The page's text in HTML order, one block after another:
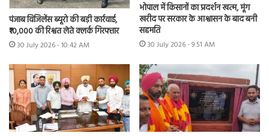
पंजाब विजिलेंस ब्यूरो की बड़ी कार्रवाई,
₹10,000 की रिश्वत लेते क्लर्क गिरफ्तार
30 July 2026 - 10:42 AM
भोपाल में किसानों का प्रदर्शन खत्म, मूंग
खरीद पर सरकार के आश्वासन के बाद बनी
सहमति
30 July 2026 - 9:51 AM